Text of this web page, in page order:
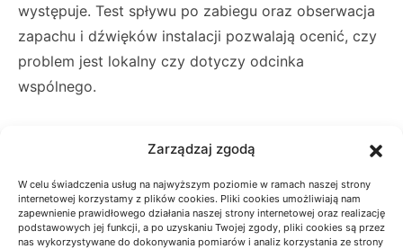
Zarządzaj zgodą
W celu świadczenia usług na najwyższym poziomie w ramach naszej strony
internetowej korzystamy z plików cookies. Pliki cookies umożliwiają nam
zapewnienie prawidłowego działania naszej strony internetowej oraz realizację
podstawowych jej funkcji, a po uzyskaniu Twojej zgody, pliki cookies są przez
nas wykorzystywane do dokonywania pomiarów i analiz korzystania ze strony
występuje. Test spływu po zabiegu oraz obserwacja
zapachu i dźwięków instalacji pozwalają ocenić, czy
problem jest lokalny czy dotyczy odcinka
wspólnego.
ⓘ ARTYKUŁ
SPONSOROWANY